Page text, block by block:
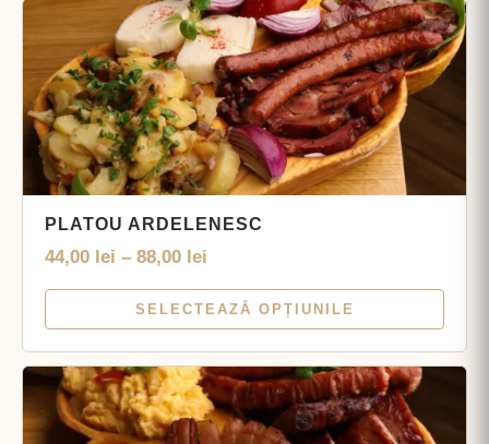
PLATOU ARDELENESC
44,00 lei – 88,00 lei
SELECTEAZĂ OPȚIUNILE